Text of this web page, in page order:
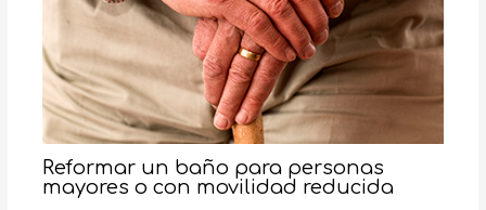
Reformar un baño para personas
mayores o con movilidad reducida